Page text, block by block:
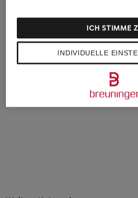
Sweatshirt ALIZAA
Sweatshirt
69,99 €
INDIVIDUELLE
ICH STIMME